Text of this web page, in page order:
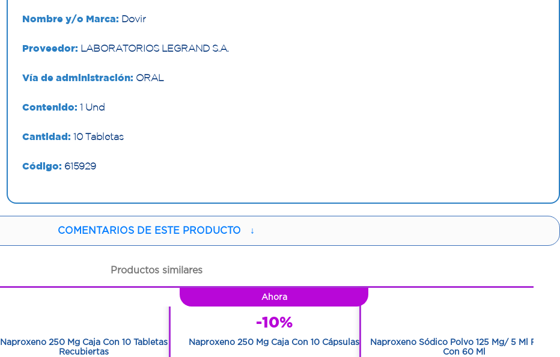
Nombre y/o Marca: Dovir
Proveedor: LABORATORIOS LEGRAND S.A.
Vía de administración: ORAL
Contenido: 1 Und
Cantidad: 10 Tabletas
Código: 615929
COMENTARIOS DE ESTE PRODUCTO ↓
Productos similares
Naproxeno 250 Mg Caja Con 10 Tabletas
Recubiertas
Ahora
-10%
Naproxeno 250 Mg Caja Con 10 Cápsulas
Naproxeno Sódico Polvo 125 Mg/ 5 Ml Frasco
Con 60 Ml